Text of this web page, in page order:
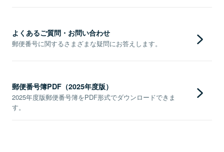
よくあるご質問・お問い合わせ
郵便番号に関するさまざまな疑問にお答えします。
郵便番号簿PDF（2025年度版）
2025年度版郵便番号簿をPDF形式でダウンロードできま
す。